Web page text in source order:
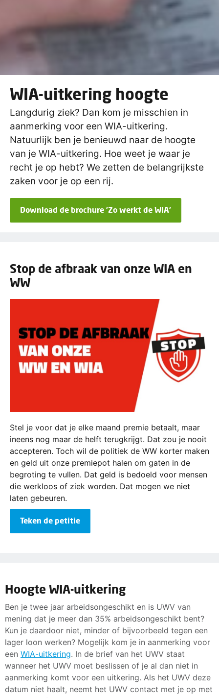
WIA-uitkering hoogte
Langdurig ziek? Dan kom je misschien in
aanmerking voor een WIA-uitkering.
Natuurlijk ben je benieuwd naar de hoogte
van je WIA-uitkering. Hoe weet je waar je
recht je op hebt? We zetten de belangrijkste
zaken voor je op een rij.
Download de brochure 'Zo werkt de WIA'
Stop de afbraak van onze WIA en
WW
Stel je voor dat je elke maand premie betaalt, maar
ineens nog maar de helft terugkrijgt. Dat zou je nooit
accepteren. Toch wil de politiek de WW korter maken
en geld uit onze premiepot halen om gaten in de
begroting te vullen. Dat geld is bedoeld voor mensen
die werkloos of ziek worden. Dat mogen we niet
laten gebeuren.
Teken de petitie
Hoogte WIA-uitkering
Ben je twee jaar arbeidsongeschikt en is UWV van
mening dat je meer dan 35% arbeidsongeschikt bent?
Kun je daardoor niet, minder of bijvoorbeeld tegen een
lager loon werken? Mogelijk kom je in aanmerking voor
een WIA-uitkering. In de brief van het UWV staat
wanneer het UWV moet beslissen of je al dan niet in
aanmerking komt voor een uitkering. Als het UWV deze
datum niet haalt, neemt het UWV contact met je op met